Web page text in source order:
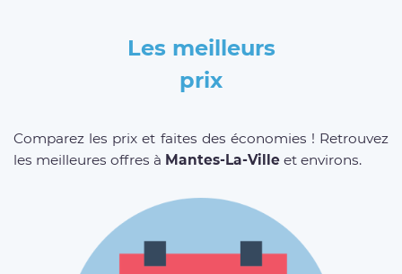
Les meilleurs
prix
Comparez les prix et faites des économies ! Retrouvez
les meilleures offres à Mantes-La-Ville et environs.